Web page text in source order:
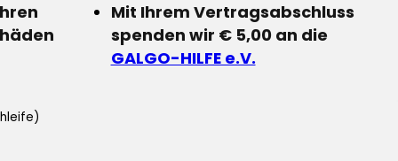
Mit Ihrem Vertragsabschluss
spenden wir € 5,00 an die
GALGO-HILFE e.V.